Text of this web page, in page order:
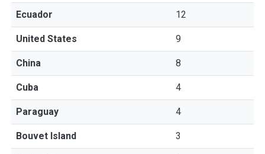
Ecuador 12
United States 9
China 8
Cuba 4
Paraguay 4
Bouvet Island 3